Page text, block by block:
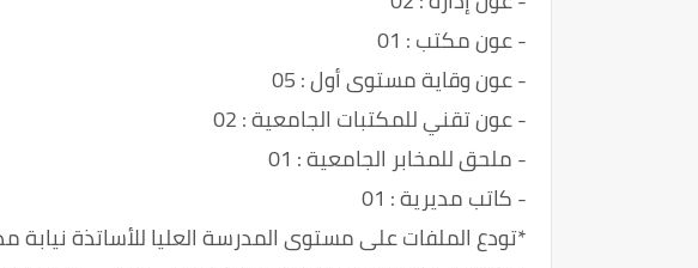
- عون مكتب : 01
- عون وقاية مستوى أول : 05
- عون تقني للمكتبات الجامعية : 02
- ملحق للمخابر الجامعية : 01
- كاتب مديرية : 01
*تودع الملفات على مستوى المدرسة العليا للأساتذة نيابة